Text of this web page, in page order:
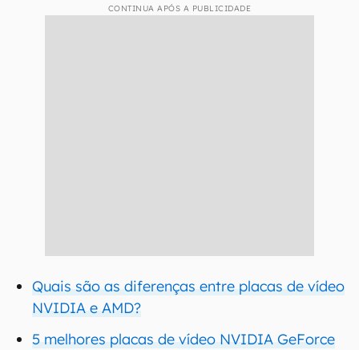
CONTINUA APÓS A PUBLICIDADE
Quais são as diferenças entre placas de vídeo
NVIDIA e AMD?
5 melhores placas de vídeo NVIDIA GeForce